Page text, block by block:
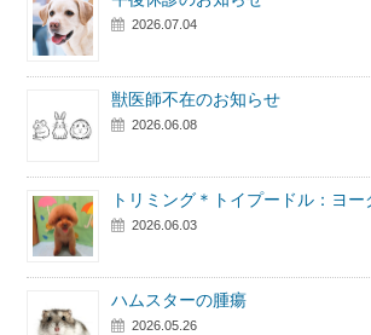
2026.07.04
獣医師不在のお知らせ
2026.06.08
トリミング＊トイプードル：ヨー
2026.06.03
ハムスターの腫瘍
2026.05.26